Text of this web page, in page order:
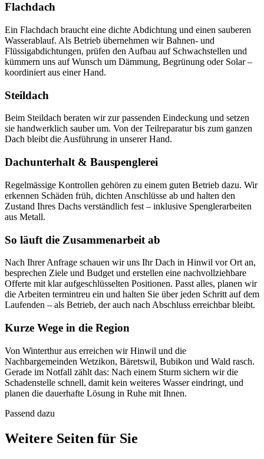
Flachdach
Ein Flachdach braucht eine dichte Abdichtung und einen sauberen
Wasserablauf. Als Betrieb übernehmen wir Bahnen- und
Flüssigabdichtungen, prüfen den Aufbau auf Schwachstellen und
kümmern uns auf Wunsch um Dämmung, Begrünung oder Solar –
koordiniert aus einer Hand.
Steildach
Beim Steildach beraten wir zur passenden Eindeckung und setzen
sie handwerklich sauber um. Von der Teilreparatur bis zum ganzen
Dach bleibt die Ausführung in unserer Hand.
Dachunterhalt & Bauspenglerei
Regelmässige Kontrollen gehören zu einem guten Betrieb dazu. Wir
erkennen Schäden früh, dichten Anschlüsse ab und halten den
Zustand Ihres Dachs verständlich fest – inklusive Spenglerarbeiten
aus Metall.
So läuft die Zusammenarbeit ab
Nach Ihrer Anfrage schauen wir uns Ihr Dach in Hinwil vor Ort an,
besprechen Ziele und Budget und erstellen eine nachvollziehbare
Offerte mit klar aufgeschlüsselten Positionen. Passt alles, planen wir
die Arbeiten termintreu ein und halten Sie über jeden Schritt auf dem
Laufenden – als Betrieb, der auch nach Abschluss erreichbar bleibt.
Kurze Wege in die Region
Von Winterthur aus erreichen wir Hinwil und die
Nachbargemeinden Wetzikon, Bäretswil, Bubikon und Wald rasch.
Gerade im Notfall zählt das: Nach einem Sturm sichern wir die
Schadenstelle schnell, damit kein weiteres Wasser eindringt, und
planen die dauerhafte Lösung in Ruhe mit Ihnen.
Passend dazu
Weitere Seiten für Sie